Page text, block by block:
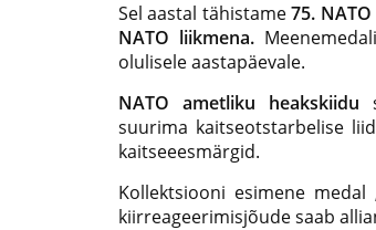
Sel aastal tähistame75.
NATO liikmena.
olulisele aastapäevale.
NATO ametliku heakskiidu
suurima kaitseotstarbelise
kaitseeesmärgid.
Kollektsiooni esimene medal
kiirreageerimisjõude saab